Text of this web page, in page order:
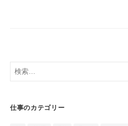
検
仕事のカテゴリー